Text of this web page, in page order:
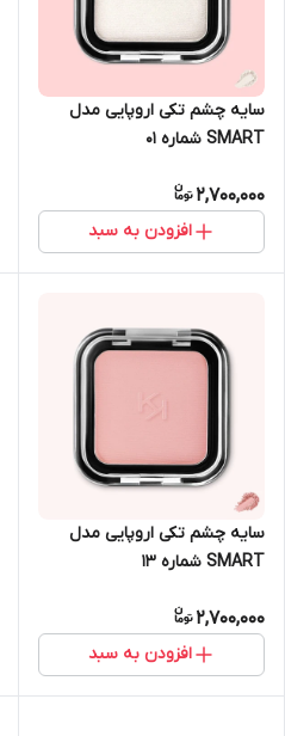
سایه چشم تکی اروپایی مدل
SMART شماره 01
2,700,000
افزودن به سبد
سایه چشم تکی اروپایی مدل
SMART شماره 13
2,700,000
افزودن به سبد